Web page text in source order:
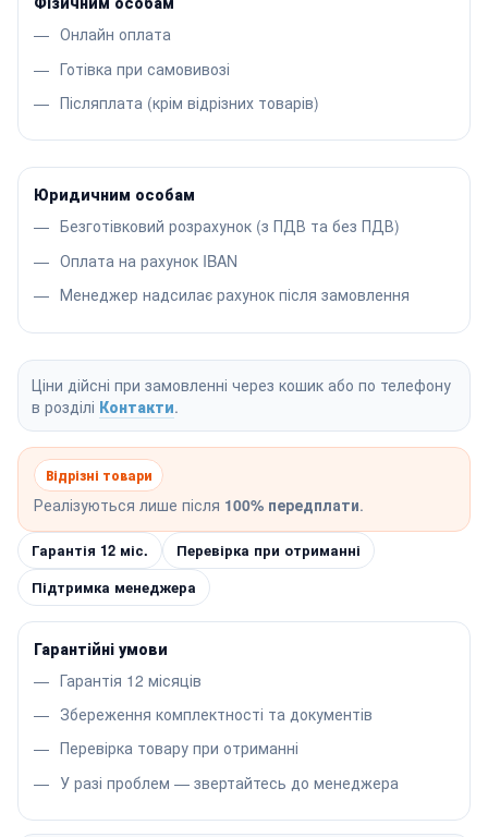
Онлайн оплата
Готівка при самовивозі
Післяплата (крім відрізних товарів)
Юридичним особам
Безготівковий розрахунок (з ПДВ та без ПДВ)
Оплата на рахунок IBAN
Менеджер надсилає рахунок після замовлення
Ціни дійсні при замовленні через кошик або по телефону
в розділі Контакти.
Відрізні товари
Реалізуються лише після 100% передплати.
Гарантія 12 міс.
Перевірка при отриманні
Підтримка менеджера
Гарантійні умови
Гарантія 12 місяців
Збереження комплектності та документів
Перевірка товару при отриманні
У разі проблем — звертайтесь до менеджера